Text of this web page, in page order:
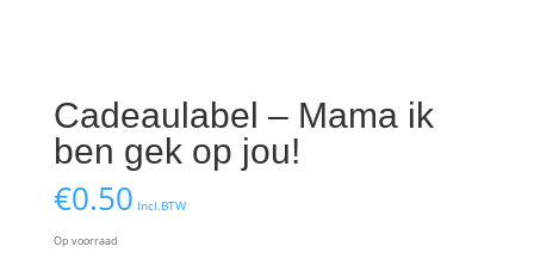
Cadeaulabel – Mama ik
ben gek op jou!
€0.50 Incl.BTW
Op voorraad